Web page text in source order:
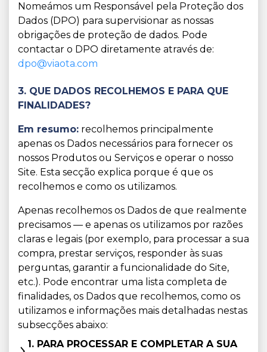
Nomeámos um Responsável pela Proteção dos
Dados (DPO) para supervisionar as nossas
obrigações de proteção de dados. Pode
contactar o DPO diretamente através de:
dpo@viaota.com
3. QUE DADOS RECOLHEMOS E PARA QUE
FINALIDADES?
Em resumo: recolhemos principalmente
apenas os Dados necessários para fornecer os
nossos Produtos ou Serviços e operar o nosso
Site. Esta secção explica porque é que os
recolhemos e como os utilizamos.
Apenas recolhemos os Dados de que realmente
precisamos — e apenas os utilizamos por razões
claras e legais (por exemplo, para processar a sua
compra, prestar serviços, responder às suas
perguntas, garantir a funcionalidade do Site,
etc.). Pode encontrar uma lista completa de
finalidades, os Dados que recolhemos, como os
utilizamos e informações mais detalhadas nestas
subsecções abaixo:
1. PARA PROCESSAR E COMPLETAR A SUA